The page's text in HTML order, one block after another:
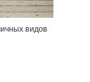
видов